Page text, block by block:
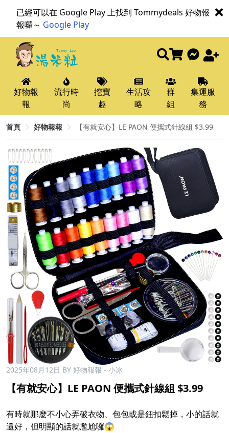
已經可以在 Google Play 上找到 Tommydeals 好物報
報囉～ Google Play
好物報
報
流行時
尚
挖寶
趣
生活攻
略
群
組
集運服
務
首頁 好物報報 【有就安心】LE PAON 便攜式針線組 $3.99
2025年08月12日 BY 好物報報 - 小冰
【有就安心】LE PAON 便攜式針線組 $3.99
有時就那麼不小心弄破衣物、包包或是鈕扣鬆掉，小的話就
還好，但明顯的話就尷尬囉😱